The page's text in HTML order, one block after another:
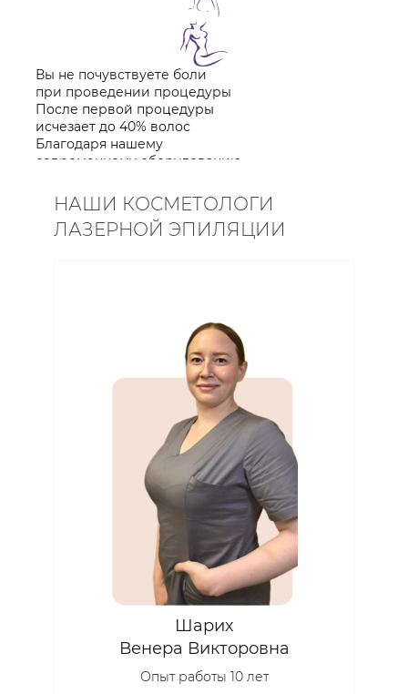
Вы не почувствуете боли
при проведении процедуры
После первой процедуры
исчезает до 40% волос
Благодаря нашему
современному оборудованию
НАШИ КОСМЕТОЛОГИ
ЛАЗЕРНОЙ ЭПИЛЯЦИИ
Шарих
Венера Викторовна
Опыт работы 10 лет